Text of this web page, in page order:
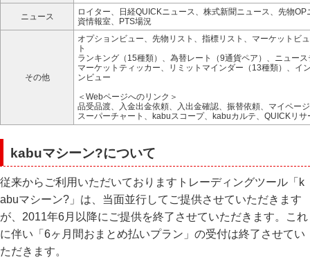
ニュース
ロイター、日経QUICKニュース、株式新聞ニュース、先物OP
資情報室、PTS場況
その他
オプションビュー、先物リスト、指標リスト、マーケットビ
ト
ランキング（15種類）、為替レート（9通貨ペア）、ニュー
マーケットティッカー、リミットマインダー（13種類）、イ
ンビュー
＜Webページへのリンク＞
品受品渡、入金出金依頼、入出金確認、振替依頼、マイペー
スーパーチャート、kabuスコープ、kabuカルテ、QUICKリサ
kabuマシーン?について
従来からご利用いただいておりますトレーディングツール「k
abuマシーン?」は、当面並行してご提供させていただきます
が、2011年6月以降にご提供を終了させていただきます。これ
に伴い「6ヶ月間おまとめ払いプラン」の受付は終了させてい
ただきます。